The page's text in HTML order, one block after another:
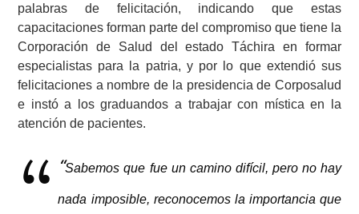
palabras de felicitación, indicando que estas
capacitaciones forman parte del compromiso que tiene la
Corporación de Salud del estado Táchira en formar
especialistas para la patria, y por lo que extendió sus
felicitaciones a nombre de la presidencia de Corposalud
e instó a los graduandos a trabajar con mística en la
atención de pacientes.
“Sabemos que fue un camino difícil, pero no hay
nada imposible, reconocemos la importancia que